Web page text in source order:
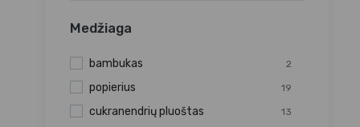
22,5 cm
26 cm 4
29 cm 1
32 cm 1
Medžiaga
bambukas 2
popierius 19
cukranendrių pluoštas 13